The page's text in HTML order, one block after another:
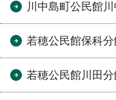
川中島町公民館
若穂公民館保科分
若穂公民館川田分